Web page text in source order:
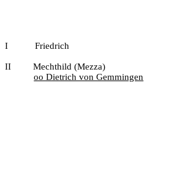
I Friedrich
II
Mechthild (Mezza)
oo Dietrich von Gemmingen